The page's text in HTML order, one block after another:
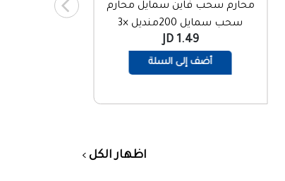
محارم سحب فاين سمايل محارم
سحب سمايل 200منديل ×3
باكيت
1.49 JD
أضف إلى السلة
اظهار الكل